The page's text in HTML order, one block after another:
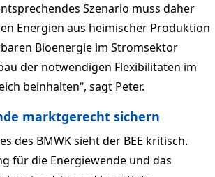
Szenario muss daher
Energien aus heimischer Produktion
Bioenergie im Stromsektor
der notwendigen Flexibilitäten im
beinhalten“, sagt Peter.
marktgerecht sichern
des BMWK sieht der BEE kritisch.
für die Energiewende und das